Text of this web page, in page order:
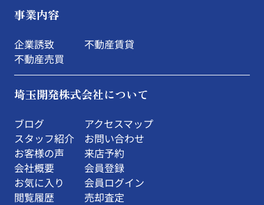
事業内容
企業誘致
不動産売買
不動産賃貸
埼玉開発株式会社について
ブログ
スタッフ紹介
お客様の声
会社概要
お気に入り
閲覧履歴
アクセスマップ
お問い合わせ
来店予約
会員登録
会員ログイン
売却査定